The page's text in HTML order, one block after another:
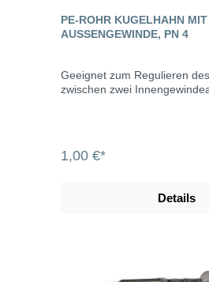
PE-ROHR KUGELHAHN
AUSSENGEWINDE, PN 4
Geeignet zum Regulieren
zwischen zwei
1,00 €*
Details